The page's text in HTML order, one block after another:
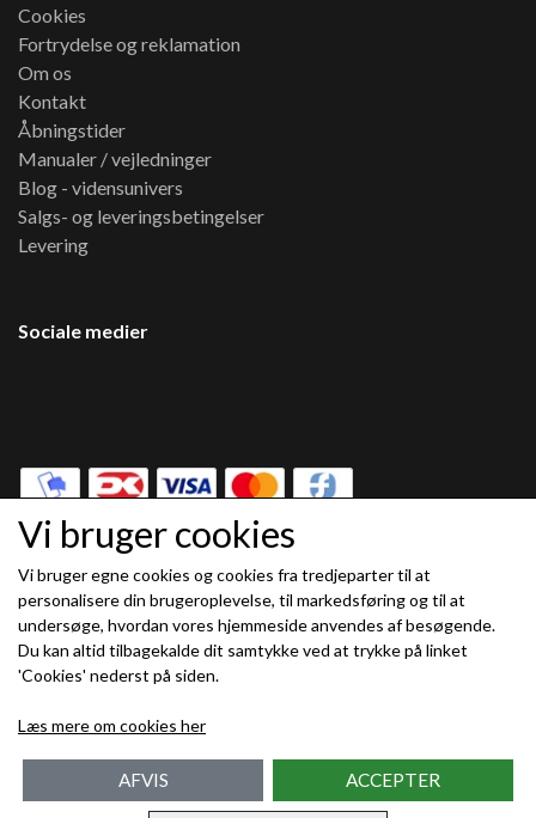
Cookies
Fortrydelse og reklamation
Om os
Kontakt
Åbningstider
Manualer / vejledninger
Blog - vidensunivers
Salgs- og leveringsbetingelser
Levering
Sociale medier
Modtag vores nyhedsbrev via e-mail
Tilmeld
(mere information)
Vi bruger cookies
Vi bruger egne cookies og cookies fra tredjeparter til at
personalisere din brugeroplevelse, til markedsføring og til at
undersøge, hvordan vores hjemmeside anvendes af besøgende.
Du kan altid tilbagekalde dit samtykke ved at trykke på linket
'Cookies' nederst på siden.
Læs mere om cookies her
AFVIS ACCEPTER